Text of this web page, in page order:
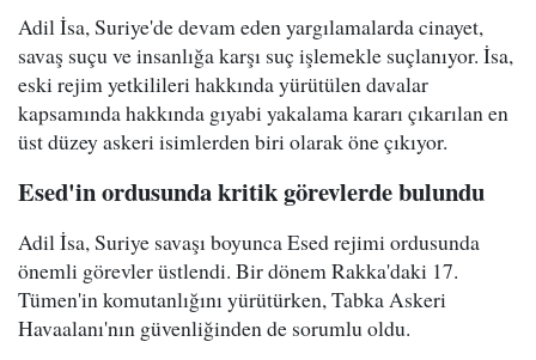
Adil İsa, Suriye'de devam eden yargılamalarda cinayet,
savaş suçu ve insanlığa karşı suç işlemekle suçlanıyor. İsa,
eski rejim yetkilileri hakkında yürütülen davalar
kapsamında hakkında gıyabi yakalama kararı çıkarılan en
üst düzey askeri isimlerden biri olarak öne çıkıyor.
Esed'in ordusunda kritik görevlerde bulundu
Adil İsa, Suriye savaşı boyunca Esed rejimi ordusunda
önemli görevler üstlendi. Bir dönem Rakka'daki 17.
Tümen'in komutanlığını yürütürken, Tabka Askeri
Havaalanı'nın güvenliğinden de sorumlu oldu.